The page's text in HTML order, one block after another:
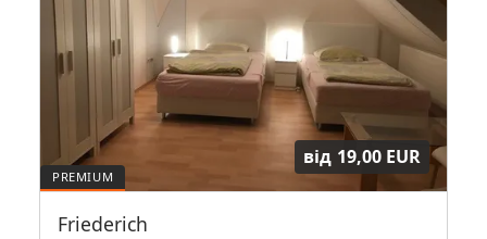
від 19,00 EUR
Friederich